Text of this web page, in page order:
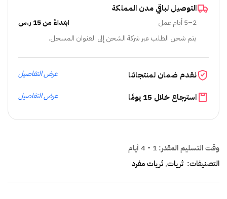
التوصيل لباقي مدن المملكة
2–5 أيام عمل
ابتداءً من 15 ر.س
يتم شحن الطلب عبر شركة الشحن إلى العنوان المسجل.
نقدم ضمان لمنتجاتنا عرض التفاصيل
استرجاع خلال 15 يومًا عرض التفاصيل
وقت التسليم المقدر:1 - 4 أيام
التصنيفات: ثريات, ثريات مفرد